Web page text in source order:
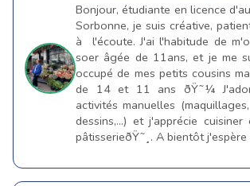
Bonjour, étudiante en licence
Sorbonne, je suis créative,
à l'écoute. J'ai l'habitude de
soer âgée de 11ans, et je me
occupé de mes petits cousins
de 14 et 11 ans ðŸ˜¼
activités manuelles
dessins,...) et j'apprécie
pâtisserieðŸ˜¸. A bientôt j'espère